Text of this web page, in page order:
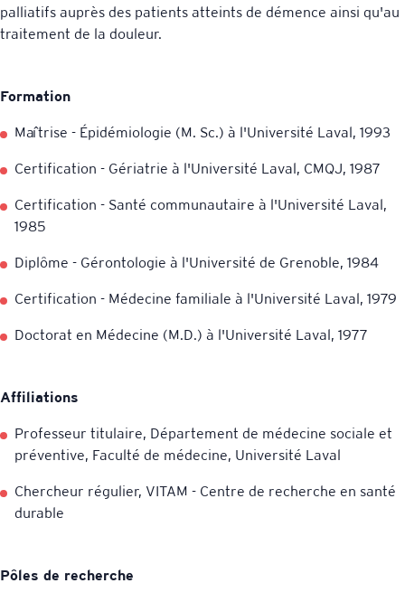
palliatifs auprès des patients atteints de démence ainsi qu'au
traitement de la douleur.
Formation
Maîtrise - Épidémiologie (M. Sc.) à l'Université Laval, 1993
Certification - Gériatrie à l'Université Laval, CMQJ, 1987
Certification - Santé communautaire à l'Université Laval,
1985
Diplôme - Gérontologie à l'Université de Grenoble, 1984
Certification - Médecine familiale à l'Université Laval, 1979
Doctorat en Médecine (M.D.) à l'Université Laval, 1977
Affiliations
Professeur titulaire, Département de médecine sociale et
préventive, Faculté de médecine, Université Laval
Chercheur régulier, VITAM - Centre de recherche en santé
durable
Pôles de recherche